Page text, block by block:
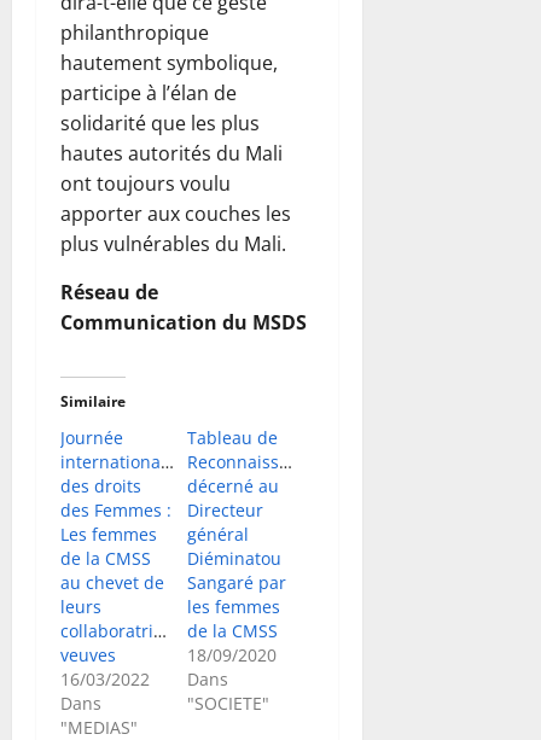
philanthropique
hautement symbolique,
participe à l’élan de
solidarité que les plus
hautes autorités du Mali
ont toujours voulu
apporter aux couches les
plus vulnérables du Mali.
Réseau de
Communication du MSDS
Similaire
Journée
internationale
des droits
des Femmes :
Les femmes
de la CMSS
au chevet de
leurs
collaboratrices
veuves
16/03/2022
Dans
"MEDIAS"
Tableau de
Reconnaissance
décerné au
Directeur
général
Diéminatou
Sangaré par
les femmes
de la CMSS
18/09/2020
Dans
"SOCIETE"